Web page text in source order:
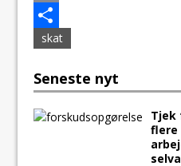
c
o
o
a
o
d
E
m
i
l
a
r
skat
Seneste nyt
Tjek
flere